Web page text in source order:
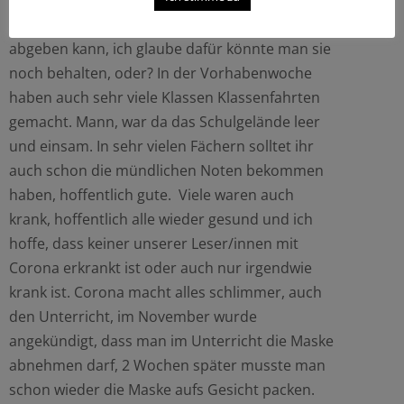
abgeben kann, ich glaube dafür könnte man sie
noch behalten, oder? In der Vorhabenwoche
haben auch sehr viele Klassen Klassenfahrten
gemacht. Mann, war da das Schulgelände leer
und einsam. In sehr vielen Fächern solltet ihr
auch schon die mündlichen Noten bekommen
haben, hoffentlich gute. Viele waren auch
krank, hoffentlich alle wieder gesund und ich
hoffe, dass keiner unserer Leser/innen mit
Corona erkrankt ist oder auch nur irgendwie
krank ist. Corona macht alles schlimmer, auch
den Unterricht, im November wurde
angekündigt, dass man im Unterricht die Maske
abnehmen darf, 2 Wochen später musste man
schon wieder die Maske aufs Gesicht packen.